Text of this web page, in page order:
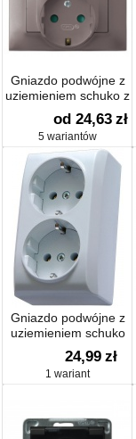
Gniazdo podwójne z
uziemieniem schuko z
przesłonami
od 24,63 zł
5 wariantów
Gniazdo podwójne z
uziemieniem schuko
24,99 zł
1 wariant